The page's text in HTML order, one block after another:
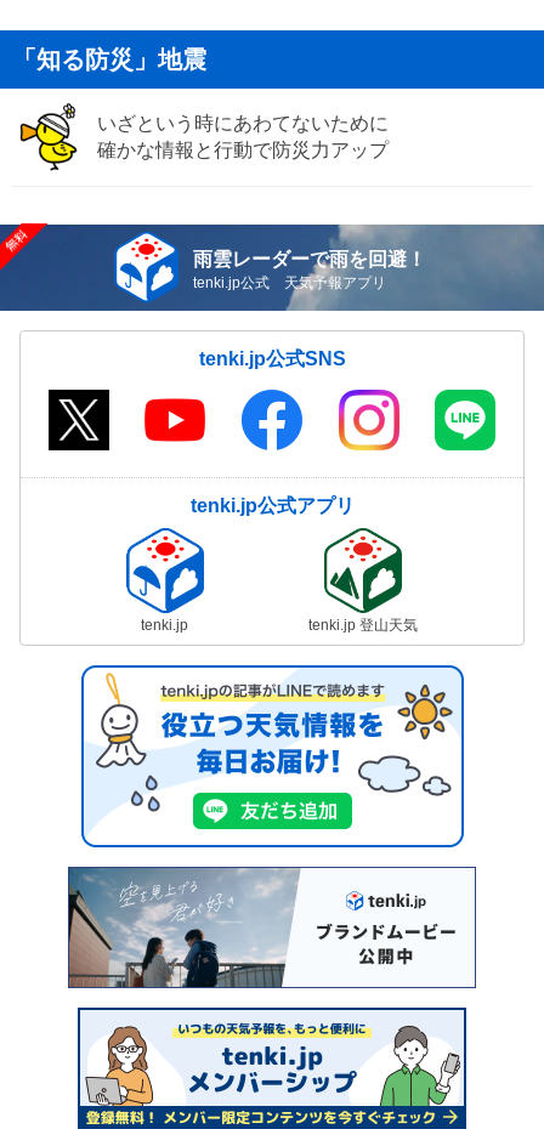
「知る防災」地震
いざという時にあわてないために
確かな情報と行動で防災力アップ
雨雲レーダーで雨を回避！
tenki.jp公式 天気予報アプリ
tenki.jp公式SNS
tenki.jp公式アプリ
tenki.jp tenki.jp 登山天気